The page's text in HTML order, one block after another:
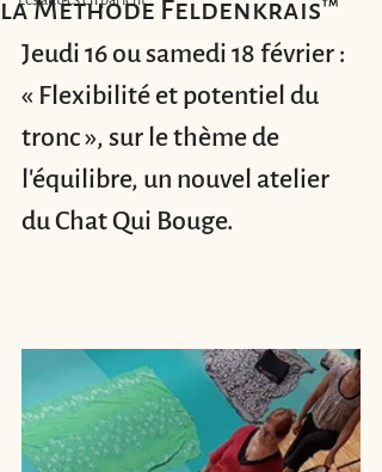
la Méthode Feldenkrais™
Jeudi 16 ou samedi 18 février :
« Flexibilité et potentiel du
tronc », sur le thème de
l'équilibre, un nouvel atelier
du Chat Qui Bouge.